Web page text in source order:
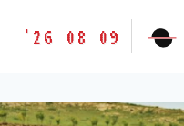
胶
味
'26 08 09